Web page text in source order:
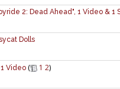
2: Dead Ahead", 1 Video & 1
Dolls
Video ( 1 2)